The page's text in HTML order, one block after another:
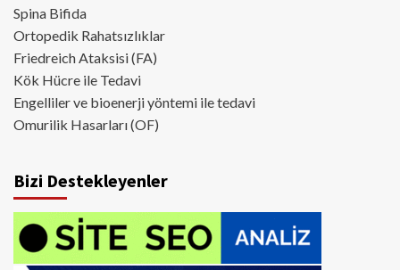
Spina Bifida
Ortopedik Rahatsızlıklar
Friedreich Ataksisi (FA)
Kök Hücre ile Tedavi
Engelliler ve bioenerji yöntemi ile tedavi
Omurilik Hasarları (OF)
Bizi Destekleyenler